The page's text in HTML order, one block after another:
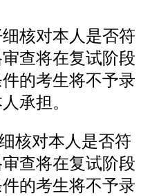
核对本人是否符
查将在复试阶段
的考生将不予录
承担。
对本人是否符
查将在复试阶段
的考生将不予录